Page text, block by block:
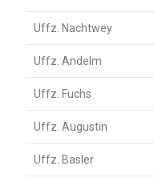
Uffz. Nachtwey
Uffz. Andelm
Uffz. Fuchs
Uffz. Augustin
Uffz. Basler